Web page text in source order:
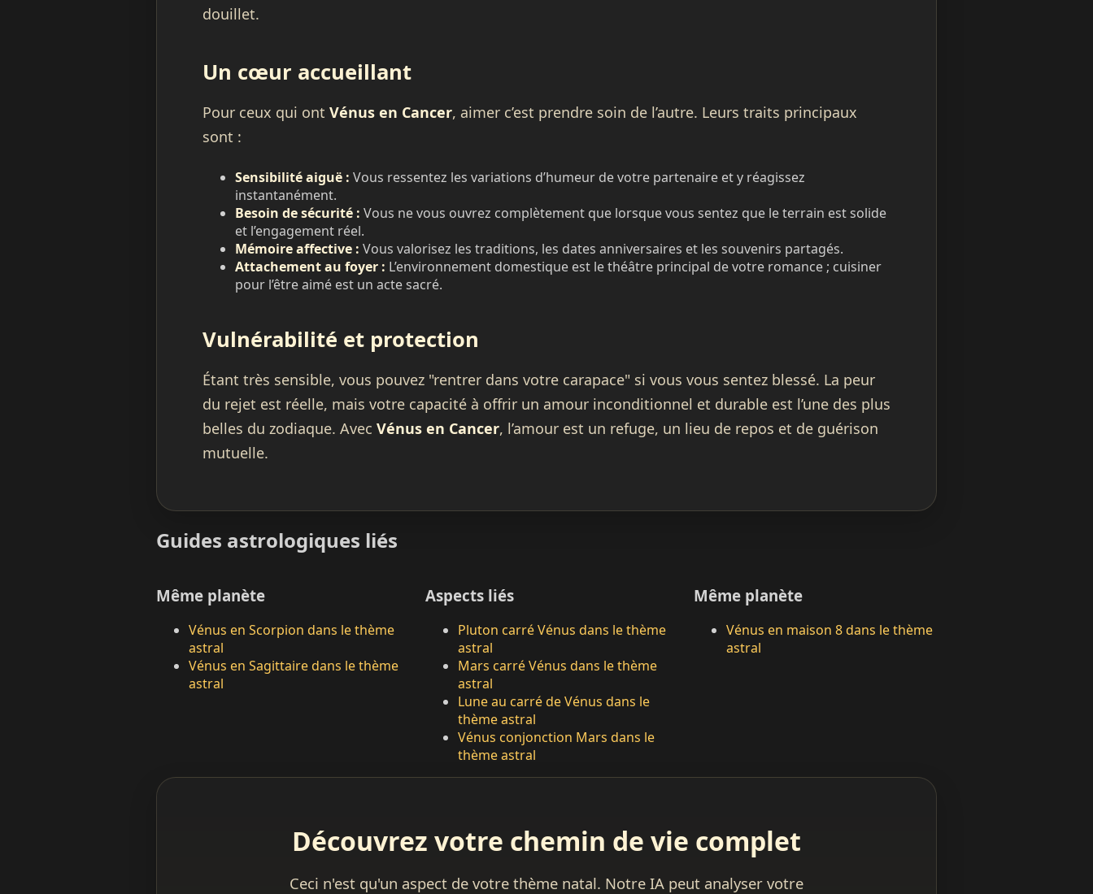
douillet.
Un cœur accueillant
Pour ceux qui ont Vénus en Cancer, aimer c’est prendre soin de l’autre. Leurs traits principaux
sont :
Sensibilité aiguë : Vous ressentez les variations d’humeur de votre partenaire et y réagissez
instantanément.
Besoin de sécurité : Vous ne vous ouvrez complètement que lorsque vous sentez que le terrain est solide
et l’engagement réel.
Mémoire affective : Vous valorisez les traditions, les dates anniversaires et les souvenirs partagés.
Attachement au foyer : L’environnement domestique est le théâtre principal de votre romance ; cuisiner
pour l’être aimé est un acte sacré.
Vulnérabilité et protection
Étant très sensible, vous pouvez "rentrer dans votre carapace" si vous vous sentez blessé. La peur
du rejet est réelle, mais votre capacité à offrir un amour inconditionnel et durable est l’une des plus
belles du zodiaque. Avec Vénus en Cancer, l’amour est un refuge, un lieu de repos et de guérison
mutuelle.
Guides astrologiques liés
Même planète
Vénus en Scorpion dans le thème
astral
Vénus en Sagittaire dans le thème
astral
Aspects liés
Pluton carré Vénus dans le thème
astral
Mars carré Vénus dans le thème
astral
Lune au carré de Vénus dans le
thème astral
Vénus conjonction Mars dans le
thème astral
Même planète
Vénus en maison 8 dans le thème
astral
Découvrez votre chemin de vie complet
Ceci n'est qu'un aspect de votre thème natal. Notre IA peut analyser votre